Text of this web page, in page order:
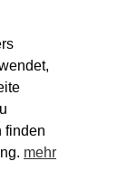
finden
mehr